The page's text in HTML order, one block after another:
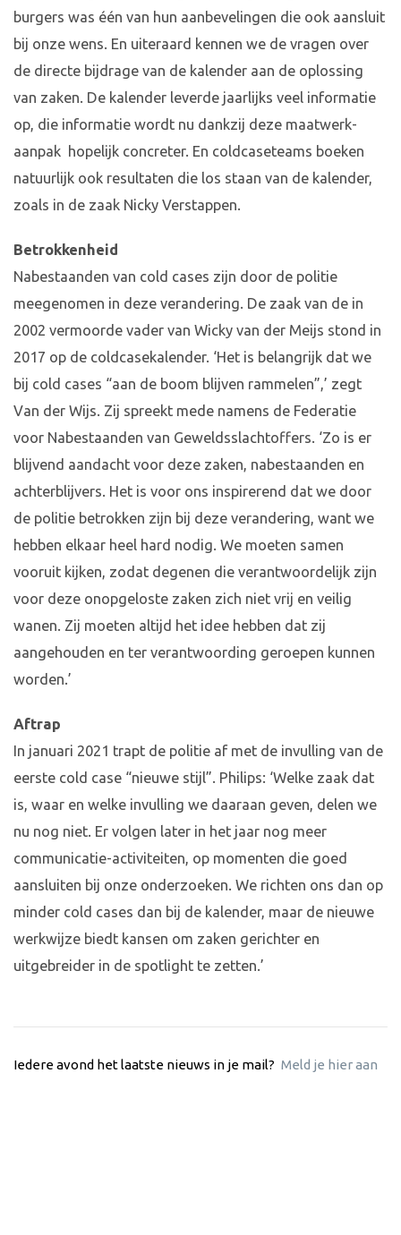
burgers was één van hun aanbevelingen die ook aansluit
bij onze wens. En uiteraard kennen we de vragen over
de directe bijdrage van de kalender aan de oplossing
van zaken. De kalender leverde jaarlijks veel informatie
op, die informatie wordt nu dankzij deze maatwerk-
aanpak hopelijk concreter. En coldcaseteams boeken
natuurlijk ook resultaten die los staan van de kalender,
zoals in de zaak Nicky Verstappen.
Betrokkenheid
Nabestaanden van cold cases zijn door de politie
meegenomen in deze verandering. De zaak van de in
2002 vermoorde vader van Wicky van der Meijs stond in
2017 op de coldcasekalender. ‘Het is belangrijk dat we
bij cold cases “aan de boom blijven rammelen”,’ zegt
Van der Wijs. Zij spreekt mede namens de Federatie
voor Nabestaanden van Geweldsslachtoffers. ‘Zo is er
blijvend aandacht voor deze zaken, nabestaanden en
achterblijvers. Het is voor ons inspirerend dat we door
de politie betrokken zijn bij deze verandering, want we
hebben elkaar heel hard nodig. We moeten samen
vooruit kijken, zodat degenen die verantwoordelijk zijn
voor deze onopgeloste zaken zich niet vrij en veilig
wanen. Zij moeten altijd het idee hebben dat zij
aangehouden en ter verantwoording geroepen kunnen
worden.’
Aftrap
In januari 2021 trapt de politie af met de invulling van de
eerste cold case “nieuwe stijl”. Philips: ‘Welke zaak dat
is, waar en welke invulling we daaraan geven, delen we
nu nog niet. Er volgen later in het jaar nog meer
communicatie-activiteiten, op momenten die goed
aansluiten bij onze onderzoeken. We richten ons dan op
minder cold cases dan bij de kalender, maar de nieuwe
werkwijze biedt kansen om zaken gerichter en
uitgebreider in de spotlight te zetten.’
Iedere avond het laatste nieuws in je mail? Meld je hier aan